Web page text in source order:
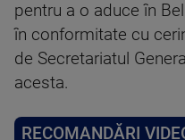
pentru a o aduce în
în conformitate cu
de Secretariatul
acesta.
RECOMANDĂRI